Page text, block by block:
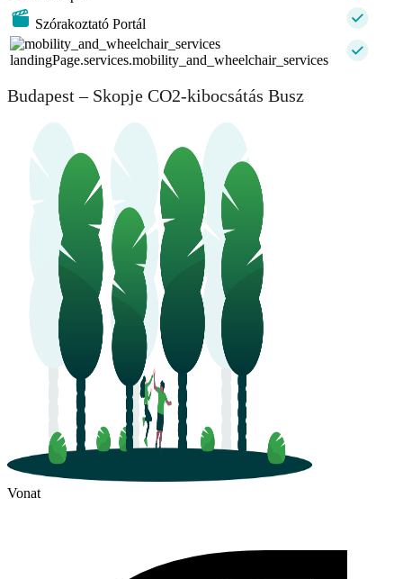
Szórakoztató Portál
landingPage.services.mobility_and_wheelchair_services
Budapest – Skopje CO2-kibocsátás Busz
Vonat